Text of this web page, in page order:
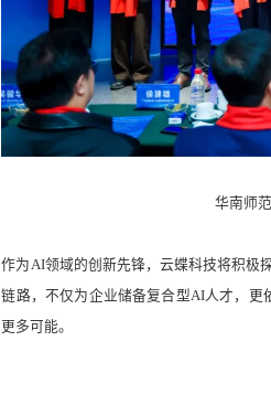
华南师
作为AI领域的创新先锋，云蝶科技将积极
链路，不仅为企业储备复合型AI人才，更
更多可能。